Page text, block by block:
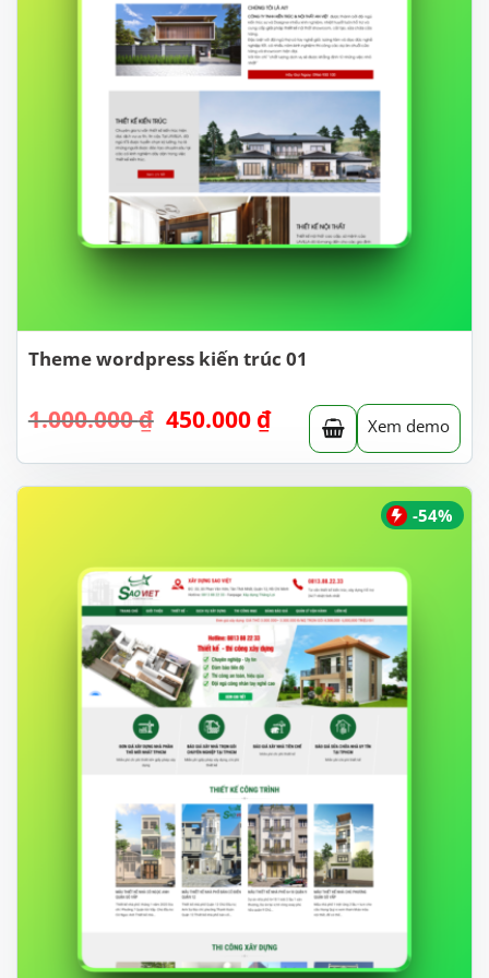
Theme wordpress kiến trúc 01
1.000.000₫ Giá
là:
1.000.000 ₫.
450.000 ₫Giá
hiện
tại
là:
Xem demo
-54%